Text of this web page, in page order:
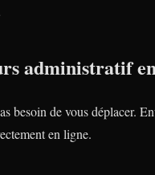
administratif
besoin de vous déplacer.
en ligne.